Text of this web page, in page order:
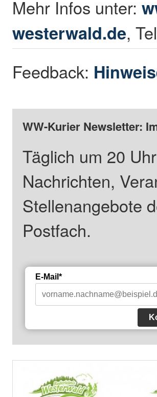
Mehr Infos unter:
westerwald.de,
Feedback:
WW-Kurier Newsletter:
Täglich um 20
Nachrichten,
Stellenangebote
Postfach.
E-Mail*